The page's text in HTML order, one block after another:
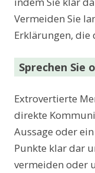
Vermeiden Sie
Erklärungen, die
Sprechen Sie
Extrovertierte
direkte
Aussage oder
Punkte klar dar
vermeiden oder